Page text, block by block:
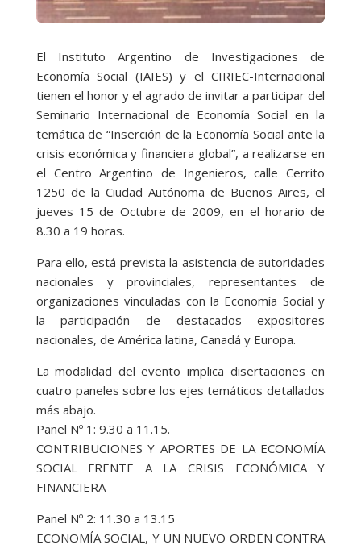
El Instituto Argentino de Investigaciones de
Economía Social (IAIES) y el CIRIEC-Internacional
tienen el honor y el agrado de invitar a participar del
Seminario Internacional de Economía Social en la
temática de “Inserción de la Economía Social ante la
crisis económica y financiera global”, a realizarse en
el Centro Argentino de Ingenieros, calle Cerrito
1250 de la Ciudad Autónoma de Buenos Aires, el
jueves 15 de Octubre de 2009, en el horario de
8.30 a 19 horas.
Para ello, está prevista la asistencia de autoridades
nacionales y provinciales, representantes de
organizaciones vinculadas con la Economía Social y
la participación de destacados expositores
nacionales, de América latina, Canadá y Europa.
La modalidad del evento implica disertaciones en
cuatro paneles sobre los ejes temáticos detallados
más abajo.
Panel Nº 1: 9.30 a 11.15.
CONTRIBUCIONES Y APORTES DE LA ECONOMÍA
SOCIAL FRENTE A LA CRISIS ECONÓMICA Y
FINANCIERA
Panel Nº 2: 11.30 a 13.15
ECONOMÍA SOCIAL, Y UN NUEVO ORDEN CONTRA